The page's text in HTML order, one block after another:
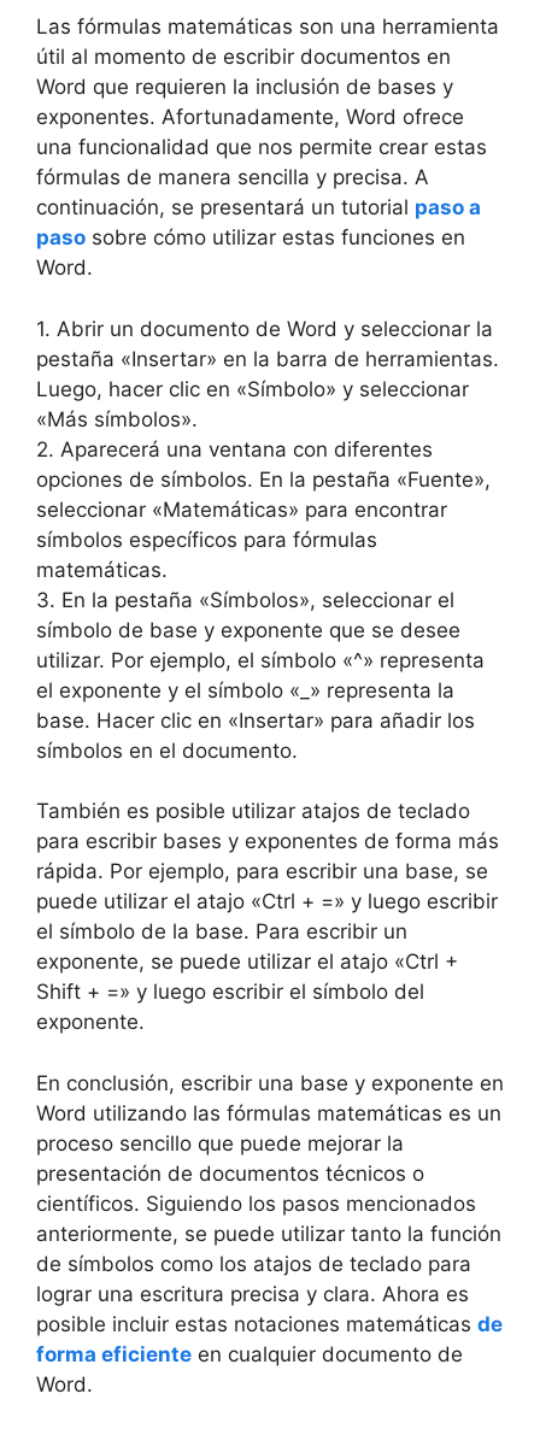
Las fórmulas matemáticas son una herramienta
útil al momento de escribir documentos en
Word que requieren la inclusión de bases y
exponentes. Afortunadamente, Word ofrece
una funcionalidad que nos permite crear estas
fórmulas de manera sencilla y precisa. A
continuación, se presentará un tutorial paso a
paso sobre cómo utilizar estas funciones en
Word.
1. Abrir un documento de Word y seleccionar la
pestaña «Insertar» en la barra de herramientas.
Luego, hacer clic en «Símbolo» y seleccionar
«Más símbolos».
2. Aparecerá una ventana con diferentes
opciones de símbolos. En la pestaña «Fuente»,
seleccionar «Matemáticas» para encontrar
símbolos específicos para fórmulas
matemáticas.
3. En la pestaña «Símbolos», seleccionar el
símbolo de base y exponente que se desee
utilizar. Por ejemplo, el símbolo «^» representa
el exponente y el símbolo «_» representa la
base. Hacer clic en «Insertar» para añadir los
símbolos en el documento.
También es posible utilizar atajos de teclado
para escribir bases y exponentes de forma más
rápida. Por ejemplo, para escribir una base, se
puede utilizar el atajo «Ctrl + =» y luego escribir
el símbolo de la base. Para escribir un
exponente, se puede utilizar el atajo «Ctrl +
Shift + =» y luego escribir el símbolo del
exponente.
En conclusión, escribir una base y exponente en
Word utilizando las fórmulas matemáticas es un
proceso sencillo que puede mejorar la
presentación de documentos técnicos o
científicos. Siguiendo los pasos mencionados
anteriormente, se puede utilizar tanto la función
de símbolos como los atajos de teclado para
lograr una escritura precisa y clara. Ahora es
posible incluir estas notaciones matemáticas de
forma eficiente en cualquier documento de
Word.